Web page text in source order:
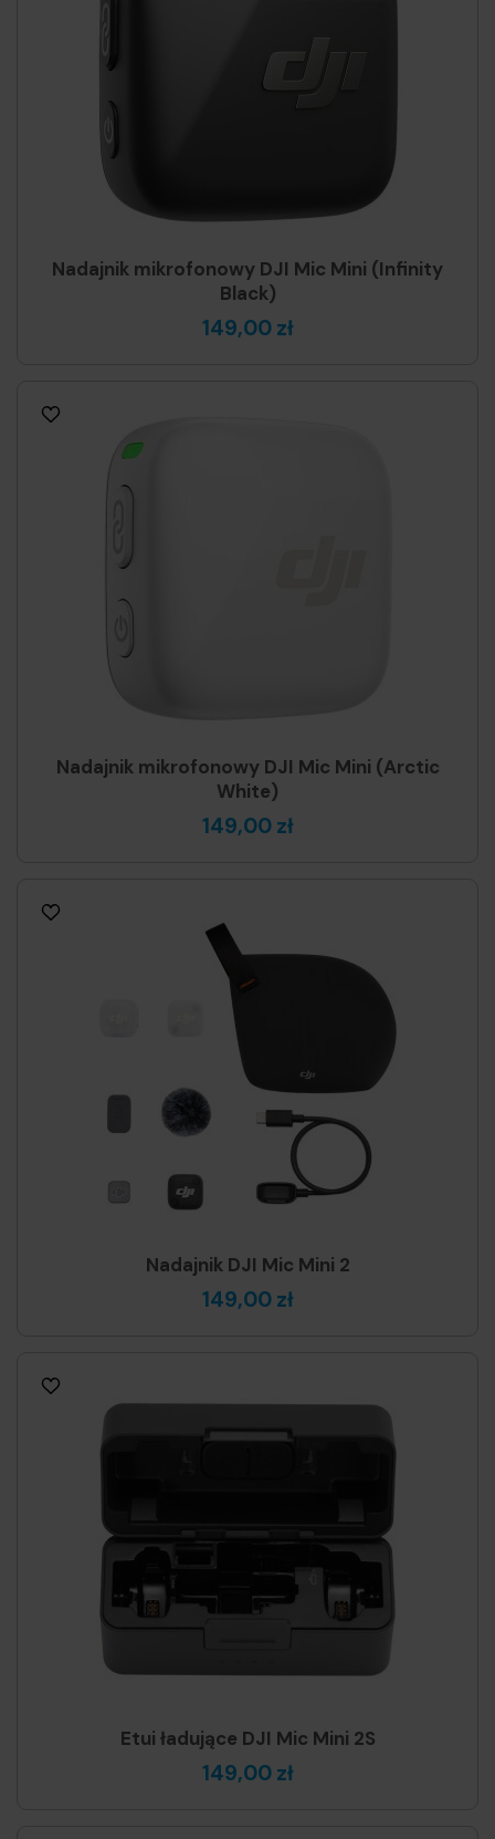
Nadajnik mikrofonowy DJI Mic Mini (Infinity
Black)
149,00 zł
Nadajnik mikrofonowy DJI Mic Mini (Arctic
White)
149,00 zł
Nadajnik DJI Mic Mini 2
149,00 zł
Etui ładujące DJI Mic Mini 2S
149,00 zł